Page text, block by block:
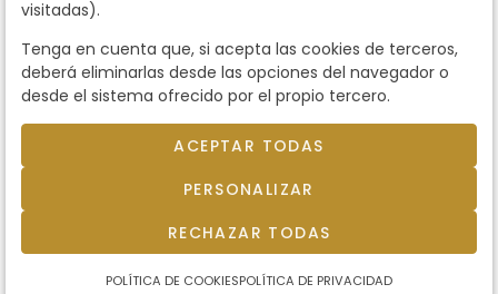
dirigiéndote a nosotros. Asimismo, nos puede solicitar el envío de
llamando al teléfono 915159584 o enviando un e-mail a
info@subastassegre.es
Este sitio está protegido por reCAPTCHA y se aplican la
Términos de servicio de Google.
© 2026
Desarrollado por Labelgrup Networks.
visitadas).
Tenga en cuenta que, si acepta las cookies de terceros,
deberá eliminarlas desde las opciones del navegador o
desde el sistema ofrecido por el propio tercero.
ACEPTAR TODAS
PERSONALIZAR
RECHAZAR TODAS
POLÍTICA DE COOKIESPOLÍTICA DE PRIVACIDAD